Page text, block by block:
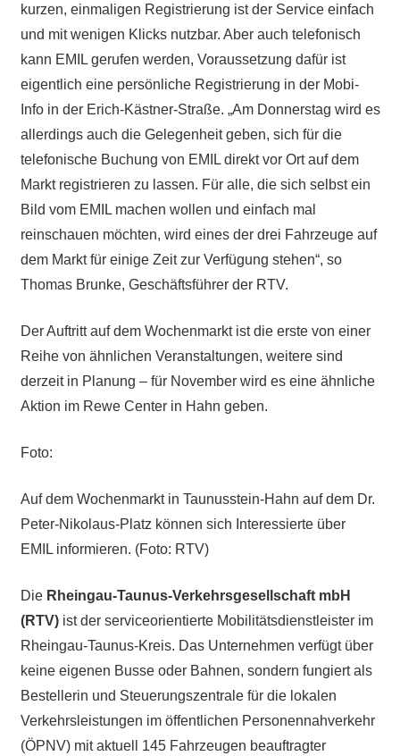
kurzen, einmaligen Registrierung ist der Service einfach
und mit wenigen Klicks nutzbar. Aber auch telefonisch
kann EMIL gerufen werden, Voraussetzung dafür ist
eigentlich eine persönliche Registrierung in der Mobi-
Info in der Erich-Kästner-Straße. „Am Donnerstag wird es
allerdings auch die Gelegenheit geben, sich für die
telefonische Buchung von EMIL direkt vor Ort auf dem
Markt registrieren zu lassen. Für alle, die sich selbst ein
Bild vom EMIL machen wollen und einfach mal
reinschauen möchten, wird eines der drei Fahrzeuge auf
dem Markt für einige Zeit zur Verfügung stehen“, so
Thomas Brunke, Geschäftsführer der RTV.
Der Auftritt auf dem Wochenmarkt ist die erste von einer
Reihe von ähnlichen Veranstaltungen, weitere sind
derzeit in Planung – für November wird es eine ähnliche
Aktion im Rewe Center in Hahn geben.
Foto:
Auf dem Wochenmarkt in Taunusstein-Hahn auf dem Dr.
Peter-Nikolaus-Platz können sich Interessierte über
EMIL informieren. (Foto: RTV)
Die Rheingau-Taunus-Verkehrsgesellschaft mbH
(RTV) ist der serviceorientierte Mobilitätsdienstleister im
Rheingau-Taunus-Kreis. Das Unternehmen verfügt über
keine eigenen Busse oder Bahnen, sondern fungiert als
Bestellerin und Steuerungszentrale für die lokalen
Verkehrsleistungen im öffentlichen Personennahverkehr
(ÖPNV) mit aktuell 145 Fahrzeugen beauftragter